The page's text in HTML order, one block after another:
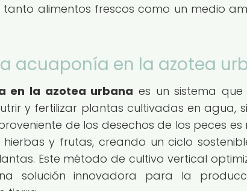
alimentos frescos como un medio
acuaponía en la azotea
en la azotea urbana es un sistema
y fertilizar plantas cultivadas en agua,
de los desechos de los peces
hierbas y frutas, creando un ciclo
Este método de cultivo vertical
solución innovadora para la